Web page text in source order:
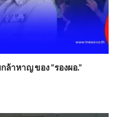
ล้าหาญ ของ “รองผอ.”